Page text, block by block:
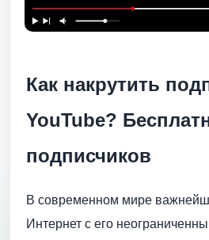
Как накрутить
YouTube?
подписчиков
В современном мире
Интернет с его